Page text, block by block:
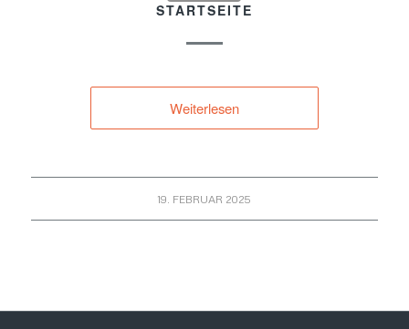
STARTSEITE
Weiterlesen
19. FEBRUAR 2025